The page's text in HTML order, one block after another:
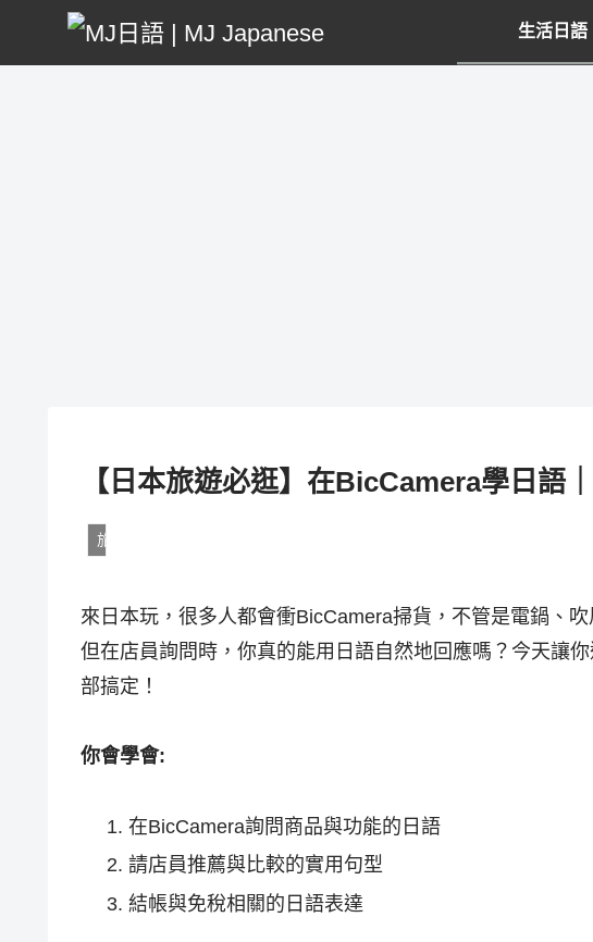
生活日語
【日本旅遊必逛】在BicCamera學日語
旅遊日語
來日本玩，很多人都會衝BicCamera掃貨，不管是電鍋、
但在店員詢問時，你真的能用日語自然地回應嗎？今天讓
部搞定！
你會學會:
在BicCamera詢問商品與功能的日語
請店員推薦與比較的實用句型
結帳與免稅相關的日語表達